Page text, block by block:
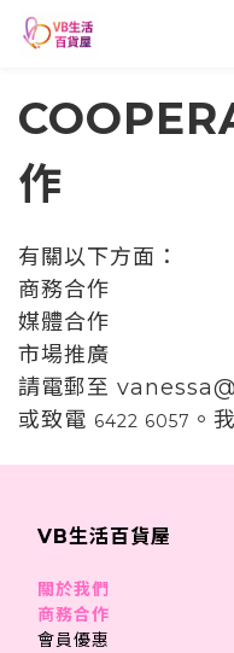
作
有關以下方面：
商務合作
媒體合作
市場推廣
請電郵至
或致電 6422 6057 。
VB生活百貨屋
關於我們
商務合作
會員優惠